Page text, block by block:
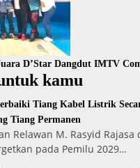
D’Star Dangdut IMTV
kamu
Tiang Kabel Listrik
Tiang Permanen
Relawan M. Rasyid Rajasa
pada Pemilu 2029…